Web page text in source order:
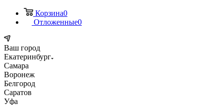
Корзина0
Отложенные0
Ваш город
Екатеринбург
Самара
Воронеж
Белгород
Саратов
Уфа